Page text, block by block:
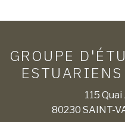
GROUPE
115
80230 SAINT-